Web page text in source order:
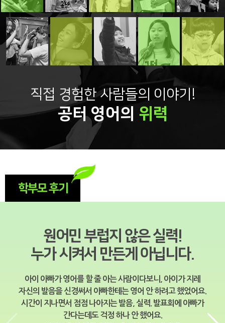
직접 경험한 사람들의 이야기!
공터 영어의 위력
학부모 후기
원어민 부럽지 않은 실력!
누가 시켜서 만든게 아닙니다.
아이 아빠가 영어를 할 줄 아는 사람이다보니, 아이가 지레
자신의 발음을 신경써서 아빠한테는 영어 안 하려고 했었어요.
시간이 지나면서 점점 나아지는 발음, 실력. 발표회에 아빠가
간다는데도 걱정 하나 안 했어요.